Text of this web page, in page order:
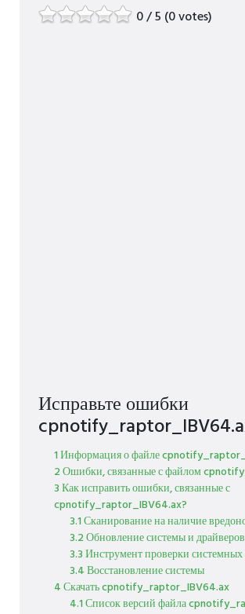
0 / 5 (0 votes)
Исправьте ошибки
1 Информация о файле
2 Ошибки, связанные с файлом
3 Как исправить ошибки, связанные с
cpnotify_raptor_IBV64.ax?
3.1 Сканирование на наличие
3.2 Обновление системы и драйверов
3.3 Инструмент проверки
3.4 Восстановление системы
4 Скачать cpnotify_raptor_IBV64.ax
4.1 Список версий файла